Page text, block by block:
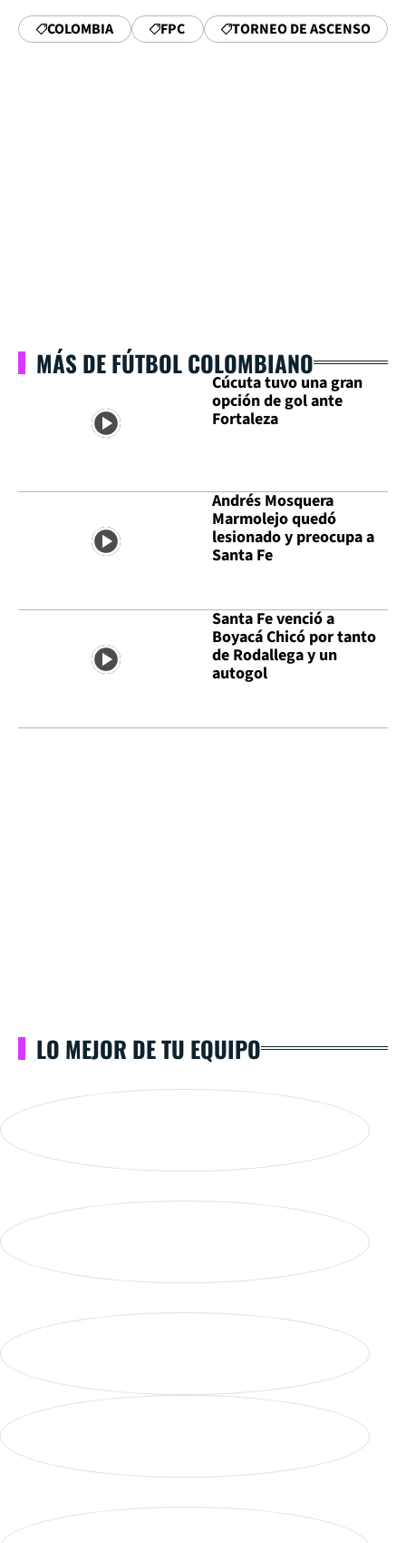
COLOMBIA FPC TORNEO DE ASCENSO
MÁS DE FÚTBOL COLOMBIANO
Cúcuta tuvo una gran
opción de gol ante
Fortaleza
Andrés Mosquera
Marmolejo quedó
lesionado y preocupa a
Santa Fe
Santa Fe venció a
Boyacá Chicó por tanto
de Rodallega y un
autogol
LO MEJOR DE TU EQUIPO